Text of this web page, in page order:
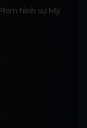
hình sự Mỹ